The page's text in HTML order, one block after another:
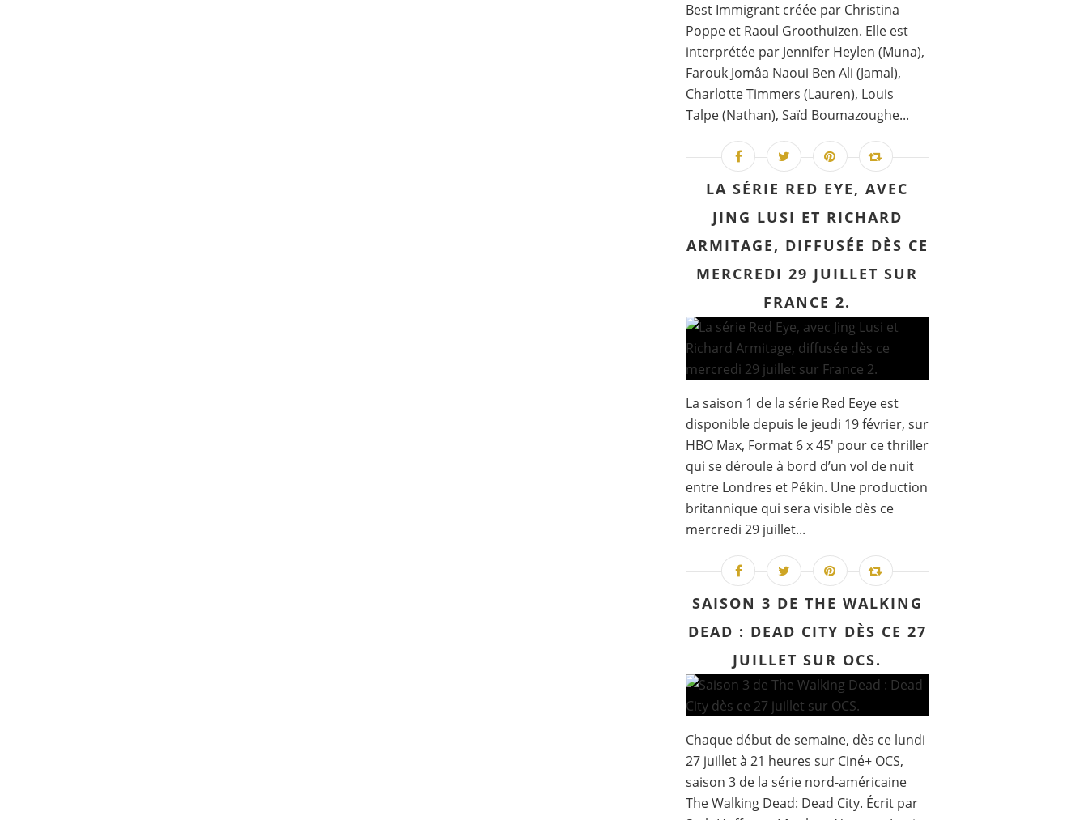
Best Immigrant créée par Christina
Poppe et Raoul Groothuizen. Elle est
interprétée par Jennifer Heylen (Muna),
Farouk Jomâa Naoui Ben Ali (Jamal),
Charlotte Timmers (Lauren), Louis
Talpe (Nathan), Saïd Boumazoughe...
LA SÉRIE RED EYE, AVEC
JING LUSI ET RICHARD
ARMITAGE, DIFFUSÉE DÈS CE
MERCREDI 29 JUILLET SUR
FRANCE 2.
La saison 1 de la série Red Eeye est
disponible depuis le jeudi 19 février, sur
HBO Max, Format 6 x 45' pour ce thriller
qui se déroule à bord d’un vol de nuit
entre Londres et Pékin. Une production
britannique qui sera visible dès ce
mercredi 29 juillet...
SAISON 3 DE THE WALKING
DEAD : DEAD CITY DÈS CE 27
JUILLET SUR OCS.
Chaque début de semaine, dès ce lundi
27 juillet à 21 heures sur Ciné+ OCS,
saison 3 de la série nord-américaine
The Walking Dead: Dead City. Écrit par